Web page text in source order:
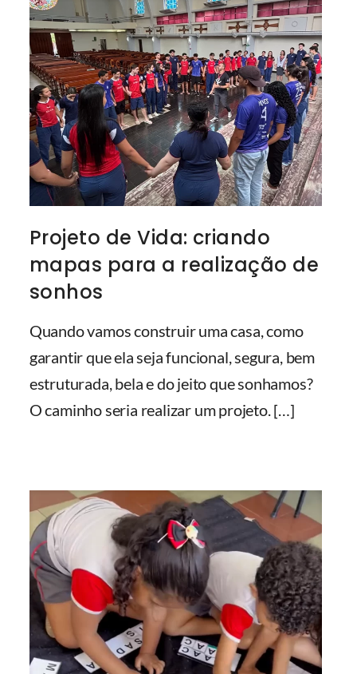
Projeto de Vida: criando
mapas para a realização de
sonhos
Quando vamos construir uma casa, como
garantir que ela seja funcional, segura, bem
estruturada, bela e do jeito que sonhamos?
O caminho seria realizar um projeto. […]